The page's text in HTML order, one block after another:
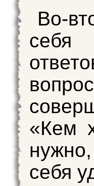
Во-
себя
«Кем
себя